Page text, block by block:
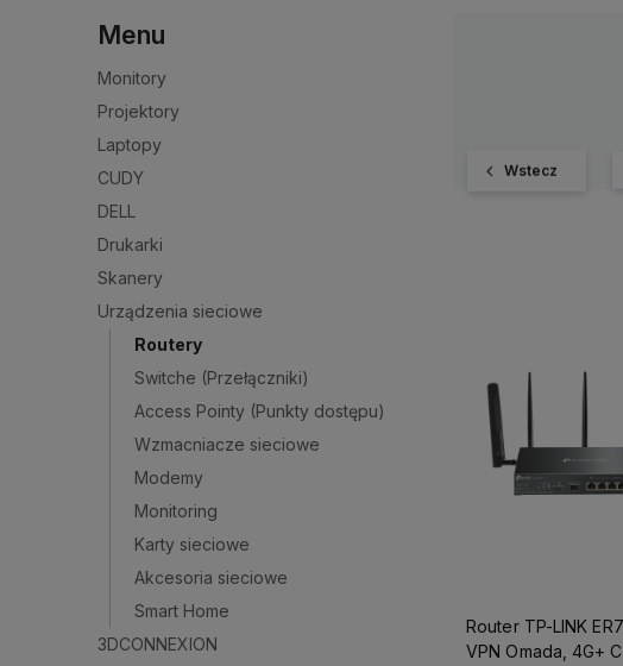
Menu
Monitory
Projektory
Laptopy
CUDY
DELL
Drukarki
Skanery
Urządzenia sieciowe
Routery
Switche (Przełączniki)
Access Pointy (Punkty dostępu)
Wzmacniacze sieciowe
Modemy
Monitoring
Karty sieciowe
Akcesoria sieciowe
Smart Home
3DCONNEXION
Wstecz
Router TP-LINK
VPN Omada, 4G+